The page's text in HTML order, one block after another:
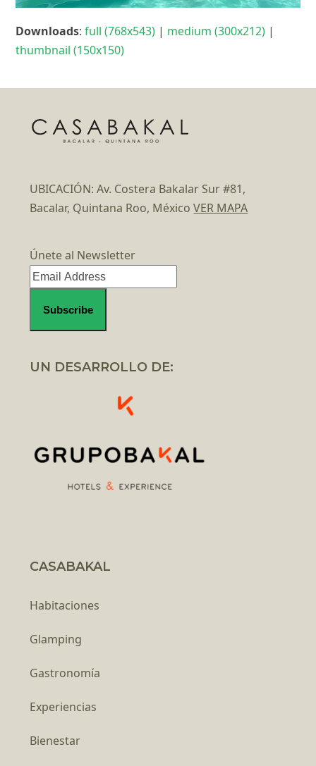
Downloads:full (768x543) | medium (300x212) |
thumbnail (150x150)
UBICACIÓN: Av. Costera Bakalar Sur #81,
Bacalar, Quintana Roo, MéxicoVER MAPA
Únete al Newsletter
UN DESARROLLO DE:
CASABAKAL
Habitaciones
Glamping
Gastronomía
Experiencias
Bienestar